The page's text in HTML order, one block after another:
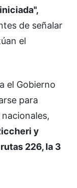
de señalar
el
el Gobierno
para
y
226, la 3